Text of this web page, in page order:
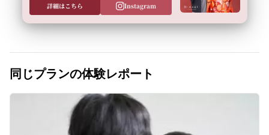
詳細はこちら
Instagram
同じプランの体験レポート